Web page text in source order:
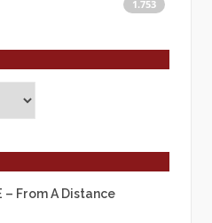
1.753
– From A Distance